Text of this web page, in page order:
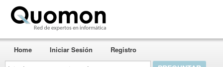
Introduzca
Home Iniciar Sesión Registro